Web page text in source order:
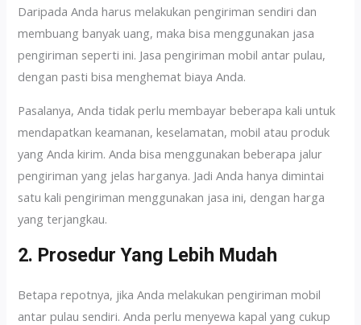
Daripada Anda harus melakukan pengiriman sendiri dan
membuang banyak uang, maka bisa menggunakan jasa
pengiriman seperti ini. Jasa pengiriman mobil antar pulau,
dengan pasti bisa menghemat biaya Anda.
Pasalanya, Anda tidak perlu membayar beberapa kali untuk
mendapatkan keamanan, keselamatan, mobil atau produk
yang Anda kirim. Anda bisa menggunakan beberapa jalur
pengiriman yang jelas harganya. Jadi Anda hanya dimintai
satu kali pengiriman menggunakan jasa ini, dengan harga
yang terjangkau.
2. Prosedur Yang Lebih Mudah
Betapa repotnya, jika Anda melakukan pengiriman mobil
antar pulau sendiri. Anda perlu menyewa kapal yang cukup